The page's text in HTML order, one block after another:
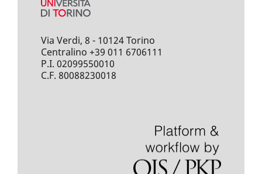
Via Verdi, 8 - 10124 Torino
Centralino +39 011 6706111
P.I. 02099550010
C.F. 80088230018